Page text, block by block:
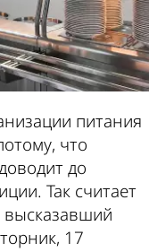
питания
что
до
Так считает
высказавший
17